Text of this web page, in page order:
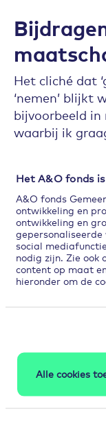
Het A&O fonds
A&O fonds
ontwikkeling en
ontwikkeling en
social
nodig zijn. Zie ook
content op maat
hieronder om de
Alle cookies
Het cliché dat
‘nemen’ blijkt
bijvoorbeeld
waarbij ik
moment als
fonds
bij de
werkgever.
Een ander
volwassenen
vaardigheden.
dat meer
onze